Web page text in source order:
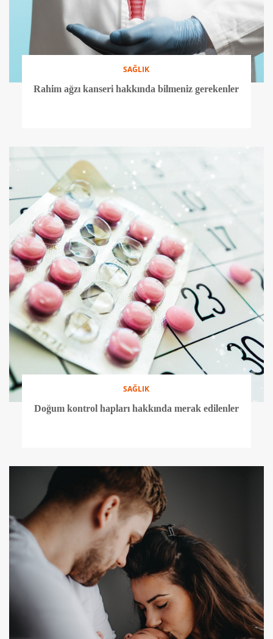
SAĞLIK
Rahim ağzı kanseri hakkında bilmeniz gerekenler
SAĞLIK
Doğum kontrol hapları hakkında merak edilenler